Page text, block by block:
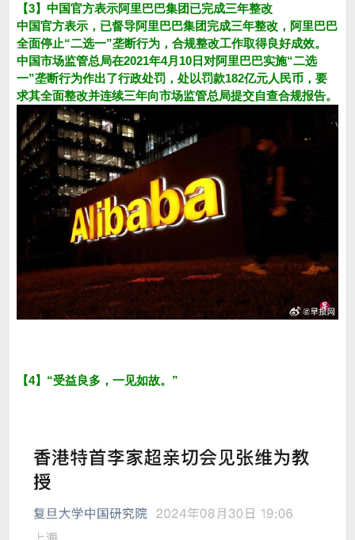
【3】中国官方表示阿里巴巴集团已完成三年整改
中国官方表示，已督导阿里巴巴集团完成三年整改，阿里巴巴
全面停止“二选一”垄断行为，合规整改工作取得良好成效。
中国市场监管总局在2021年4月10日对阿里巴巴实施“二选
一”垄断行为作出了行政处罚，处以罚款182亿元人民币，要
求其全面整改并连续三年向市场监管总局提交自查合规报告。
【4】“受益良多，一见如故。”